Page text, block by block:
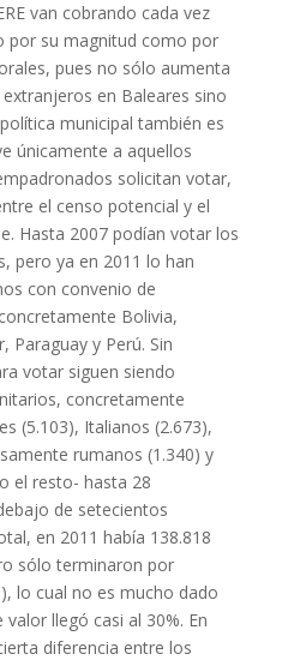
van cobrando cada vez
por su magnitud como por
pues no sólo aumenta
en Baleares sino
municipal también es
únicamente a aquellos
solicitan votar,
el censo potencial y el
Hasta 2007 podían votar los
pero ya en 2011 lo han
con convenio de
Bolivia,
Paraguay y Perú. Sin
votar siguen siendo
concretamente
(5.103), Italianos (2.673),
rumanos (1.340) y
el resto- hasta 28
de setecientos
en 2011 había 138.818
sólo terminaron por
lo cual no es mucho dado
llegó casi al 30%. En
diferencia entre los